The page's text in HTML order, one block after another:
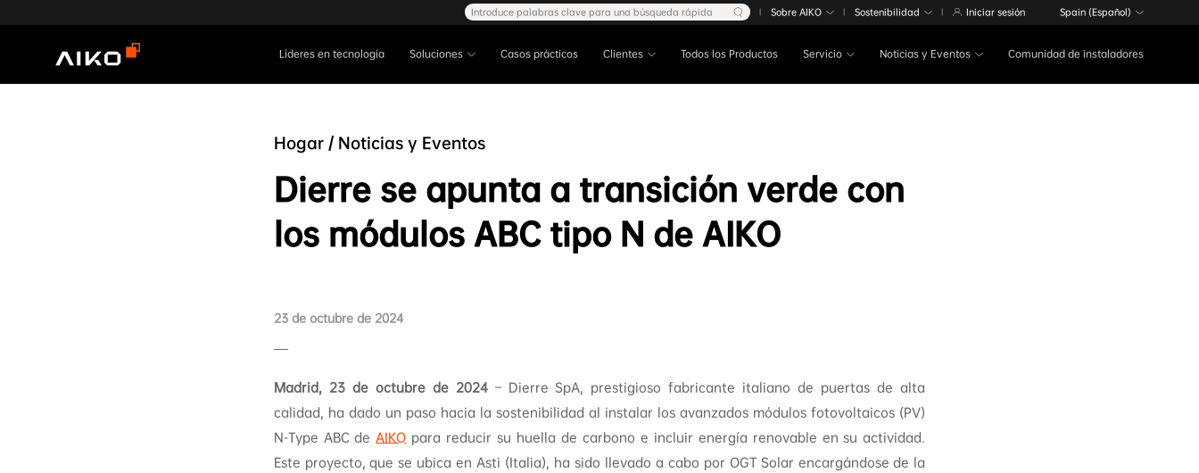
Líderes en tecnología Soluciones Casos prácticos Clientes Todos los Productos Servicio Noticias y Eventos Comunidad de instaladores
Introduce palabras clave para una búsqueda rápida | Sobre AIKO | Sostenibilidad | Iniciar sesión Spain (Español)
Hogar/ Noticias y Eventos
Dierre se apunta a transición verde con
los módulos ABC tipo N de AIKO
23 de octubre de 2024
Madrid, 23 de octubre de 2024 – Dierre SpA, prestigioso fabricante italiano de puertas de alta
calidad, ha dado un paso hacia la sostenibilidad al instalar los avanzados módulos fotovoltaicos (PV)
N-Type ABC deAIKO para reducir su huella de carbono e incluir energía renovable en su actividad.
Este proyecto, que se ubica en Asti (Italia), ha sido llevado a cabo por OGT Solar encargándose de la